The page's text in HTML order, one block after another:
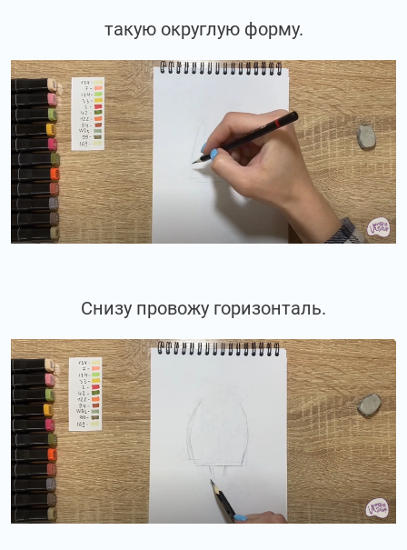
такую округлую форму.
Снизу провожу горизонталь.